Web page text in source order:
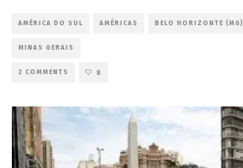
AMÉRICA DO SUL AMÉRICAS BELO HORIZONTE (MG)
MINAS GERAIS
2 COMMENTS 8